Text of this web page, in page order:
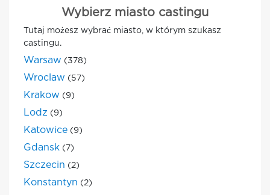
Wybierz miasto castingu
Tutaj możesz wybrać miasto, w którym szukasz
castingu.
Warsaw (378)
Wroclaw (57)
Krakow (9)
Lodz (9)
Katowice (9)
Gdansk (7)
Szczecin (2)
Konstantyn (2)